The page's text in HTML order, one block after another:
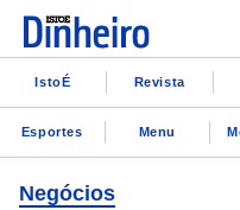
IstoÉ Revista
Esportes Menu
Negócios